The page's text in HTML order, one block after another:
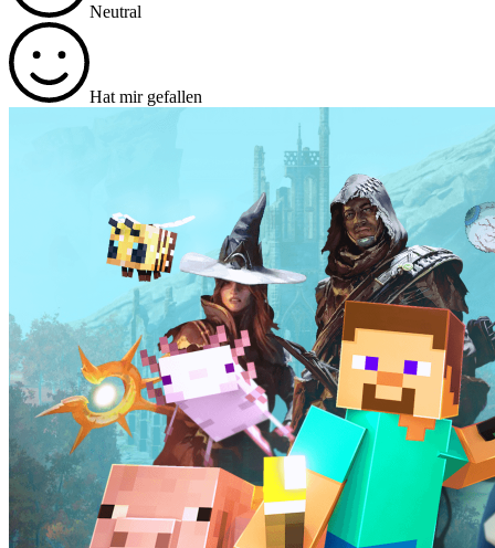
Neutral
Hat mir gefallen